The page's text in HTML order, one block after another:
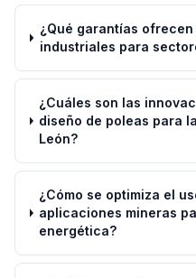
¿Qué garantías
industriales para
¿Cuáles son las
diseño de poleas para
León?
¿Cómo se optimiza el
aplicaciones mineras
energética?